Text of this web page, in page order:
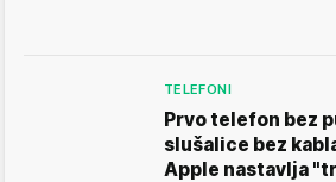
TELEFONI
Prvo telefon bez
slušalice bez
Apple nastavlja